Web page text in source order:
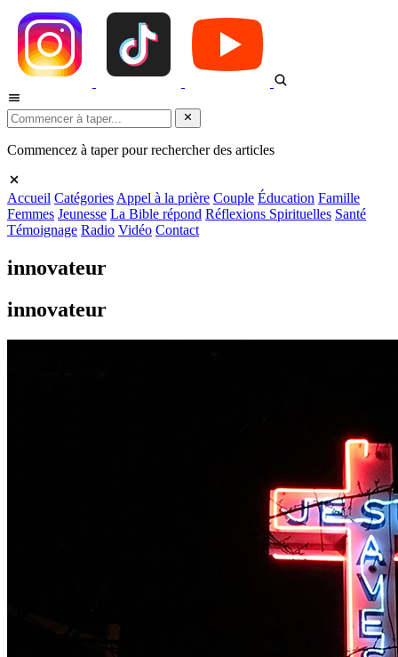
Commencez à taper pour rechercher des articles
Accueil Catégories Appel à la prière Couple Éducation Famille
Femmes Jeunesse La Bible répond Réflexions Spirituelles Santé
Témoignage Radio Vidéo Contact
innovateur
innovateur